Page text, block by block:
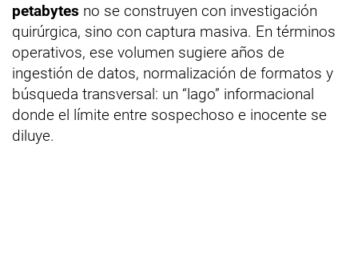
petabytes no se construyen con investigación
quirúrgica, sino con captura masiva. En términos
operativos, ese volumen sugiere años de
ingestión de datos, normalización de formatos y
búsqueda transversal: un “lago” informacional
donde el límite entre sospechoso e inocente se
diluye.